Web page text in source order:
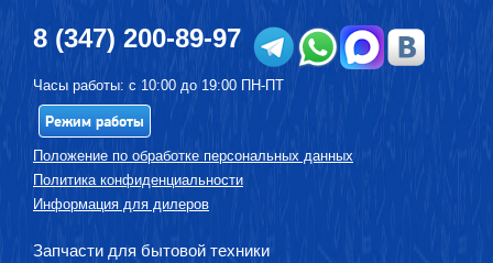
8 (347) 200-89-97
Часы работы: с 10:00 до 19:00 ПН-ПТ
Режим работы
Положение по обработке персональных данных
Политика конфиденциальности
Информация для дилеров
Запчасти для бытовой техники